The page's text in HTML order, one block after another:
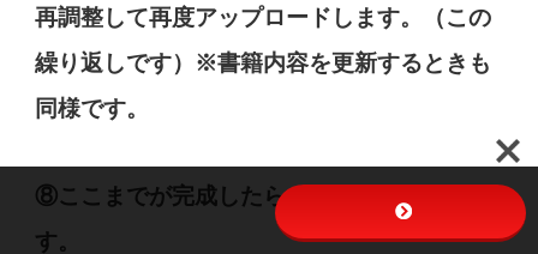
再調整して再度アップロードします。（この
繰り返しです）※書籍内容を更新するときも
同様です。
⑧ここまでが完成したらゴールはもうすぐで
す。